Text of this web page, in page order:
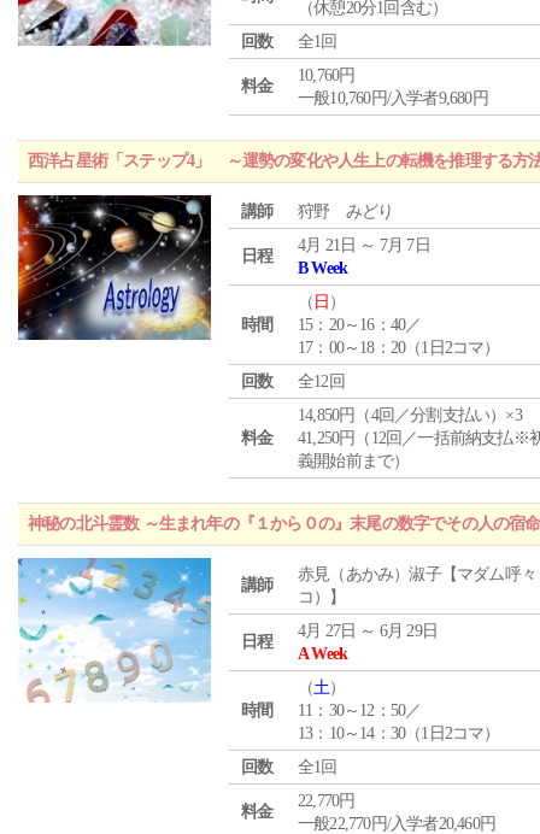
（休憩20分1回含む）
回数
全1回
料金
10,760円
一般10,760円/入学者9,680円
西洋占星術「ステップ4」 ～運勢の変化や人生上の転機を推理する方
講師 狩野 みどり
日程
4月 21日 ～ 7月 7日
B Week
時間
（ 日 ）
15：20～16：40／
17：00～18：20（1日2コマ）
回数
全12回
料金
14,850円（4回／分割支払い）×3
41,250円（12回／一括前納支払※
義開始前まで）
神秘の北斗霊数 ～生まれ年の『１から０の』末尾の数字でその人の宿
講師
赤見（あかみ）淑子【マダム呼々
コ）】
日程
4月 27日 ～ 6月 29日
A Week
時間
（土）
11：30～12：50／
13：10～14：30（1日2コマ）
回数
全1回
料金
22,770円
一般22,770円/入学者20,460円